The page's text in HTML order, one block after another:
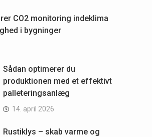
CO2 monitoring indeklima
i bygninger
Sådan optimerer du
produktionen med et effektivt
palleteringsanlæg
14. april 2026
Rustiklys – skab varme og